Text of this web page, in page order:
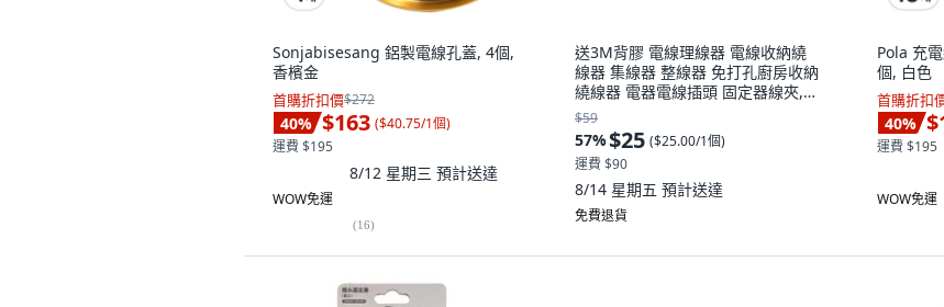
Sonjabisesang 鋁製電線孔蓋, 4個,
香檳金
首購折扣價$272
40% $163 ($40.75/1個)
運費 $195
8/12 星期三 預計送達
WOW免運
(16)
送3M背膠 電線理線器 電線收納繞
線器 集線器 整線器 免打孔廚房收納
繞線器 電器電線插頭 固定器線夾,
理線器－黑色, 1個
$59
57%$25 ($25.00/1個)
運費 $90
8/14 星期五 預計送達
免費退貨
Pola 充
個, 白色
首購折扣
40%
運費 $195
WOW免運